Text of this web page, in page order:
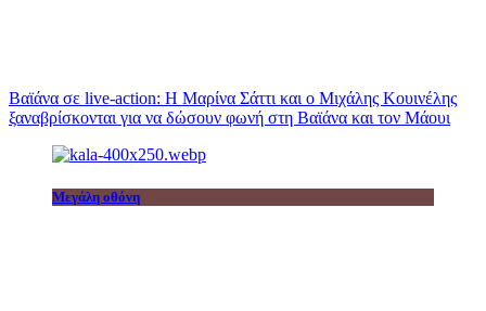
Βαϊάνα σε live-action: Η Μαρίνα Σάττι και ο Μιχάλης Κουινέλης
ξαναβρίσκονται για να δώσουν φωνή στη Βαϊάνα και τον Μάουι
Μεγάλη οθόνη